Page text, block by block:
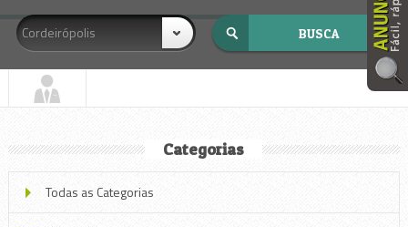
Cordeirópolis
Categorias
Todas as Categorias